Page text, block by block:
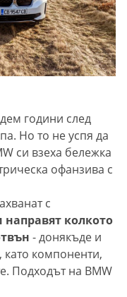
години след
Но то не успя да
си взеха бележка
офанзива с
с
направят колкото
- донякъде и
като компоненти,
Подходът на BMW